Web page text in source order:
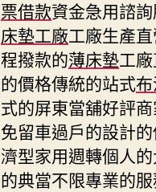
票借款資金急用諮
床墊工廠工廠生產
程撥款的薄床墊工
的價格傳統的站式
式的屏東當舖好評
免留車過戶的設計
濟型家用週轉個人
的典當不限專業的